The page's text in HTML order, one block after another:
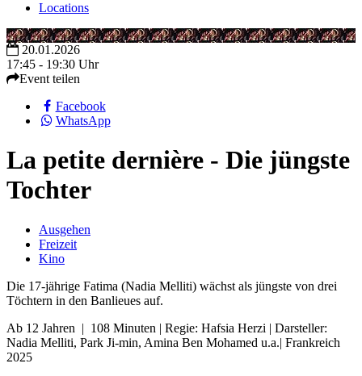
Locations
20.01.2026
17:45 - 19:30 Uhr
Event teilen
Facebook
WhatsApp
La petite dernière - Die jüngste
Tochter
Ausgehen
Freizeit
Kino
Die 17-jährige Fatima (Nadia Melliti) wächst als jüngste von drei
Töchtern in den Banlieues auf.
Ab 12 Jahren | 108 Minuten | Regie: Hafsia Herzi | Darsteller:
Nadia Melliti, Park Ji-min, Amina Ben Mohamed u.a.| Frankreich
2025